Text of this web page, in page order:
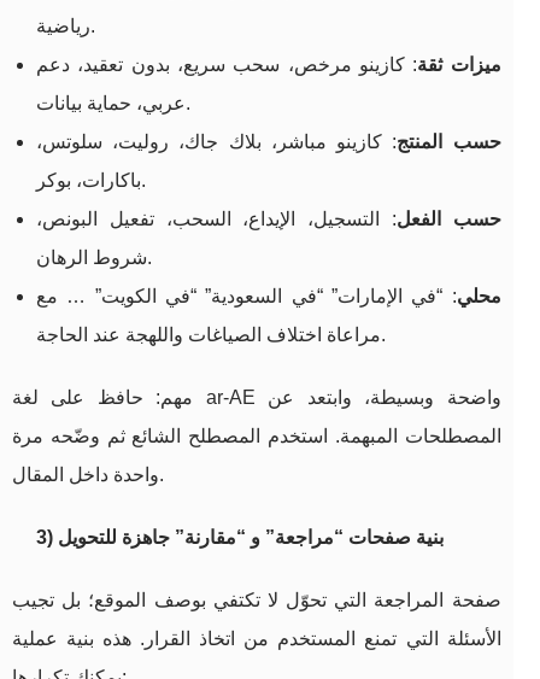
رياضية.
ميزات ثقة: كازينو مرخص، سحب سريع، بدون تعقيد، دعم
عربي، حماية بيانات.
حسب المنتج: كازينو مباشر، بلاك جاك، روليت، سلوتس،
باكارات، بوكر.
حسب الفعل: التسجيل، الإيداع، السحب، تفعيل البونص،
شروط الرهان.
محلي: “في الإمارات” “في السعودية” “في الكويت” … مع
مراعاة اختلاف الصياغات واللهجة عند الحاجة.
مهم: حافظ على لغة ar-AE واضحة وبسيطة، وابتعد عن
المصطلحات المبهمة. استخدم المصطلح الشائع ثم وضّحه مرة
واحدة داخل المقال.
3) بنية صفحات “مراجعة” و “مقارنة” جاهزة للتحويل
صفحة المراجعة التي تحوّل لا تكتفي بوصف الموقع؛ بل تجيب
الأسئلة التي تمنع المستخدم من اتخاذ القرار. هذه بنية عملية